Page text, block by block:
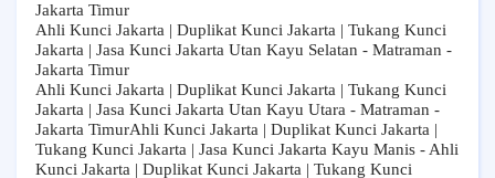
Jakarta Timur
Ahli Kunci Jakarta | Duplikat Kunci Jakarta | Tukang Kunci
Jakarta | Jasa Kunci Jakarta Utan Kayu Selatan - Matraman -
Jakarta Timur
Ahli Kunci Jakarta | Duplikat Kunci Jakarta | Tukang Kunci
Jakarta | Jasa Kunci Jakarta Utan Kayu Utara - Matraman -
Jakarta TimurAhli Kunci Jakarta | Duplikat Kunci Jakarta |
Tukang Kunci Jakarta | Jasa Kunci Jakarta Kayu Manis - Ahli
Kunci Jakarta | Duplikat Kunci Jakarta | Tukang Kunci